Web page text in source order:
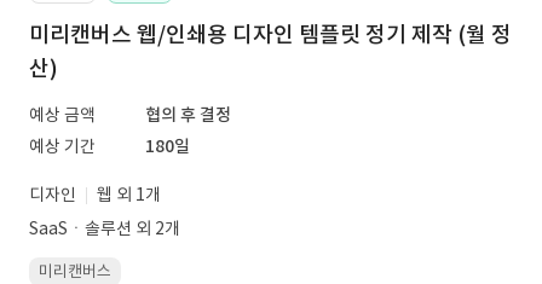
미리캔버스 웹/인쇄용 디자인 템플릿 정기 제작 (월 정
산)
예상 금액
협의 후 결정
예상 기간
180일
디자인
웹 외 1개
SaaSㆍ솔루션 외 2개
미리캔버스